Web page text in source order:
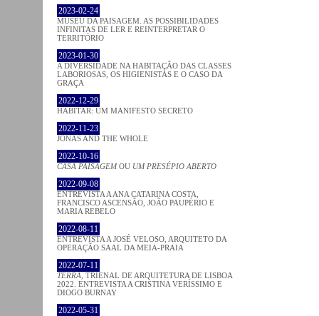
2023-02-24
MUSEU DA PAISAGEM. AS POSSIBILIDADES
INFINITAS DE LER E REINTERPRETAR O
TERRITÓRIO
2023-01-30
A DIVERSIDADE NA HABITAÇÃO DAS CLASSES
LABORIOSAS, OS HIGIENISTAS E O CASO DA
GRAÇA
2022-12-29
HABITAR: UM MANIFESTO SECRETO
2022-11-23
JONAS AND THE WHOLE
2022-10-16
CASA PAISAGEMOU UM PRESÉPIO ABERTO
2022-09-08
ENTREVISTA A ANA CATARINA COSTA,
FRANCISCO ASCENSÃO, JOÃO PAUPÉRIO E
MARIA REBELO
2022-08-11
ENTREVISTA A JOSÉ VELOSO, ARQUITETO DA
OPERAÇÃO SAAL DA MEIA-PRAIA
2022-07-11
TERRA , TRIENAL DE ARQUITETURA DE LISBOA
2022. ENTREVISTA A CRISTINA VERÍSSIMO E
DIOGO BURNAY
2022-05-31